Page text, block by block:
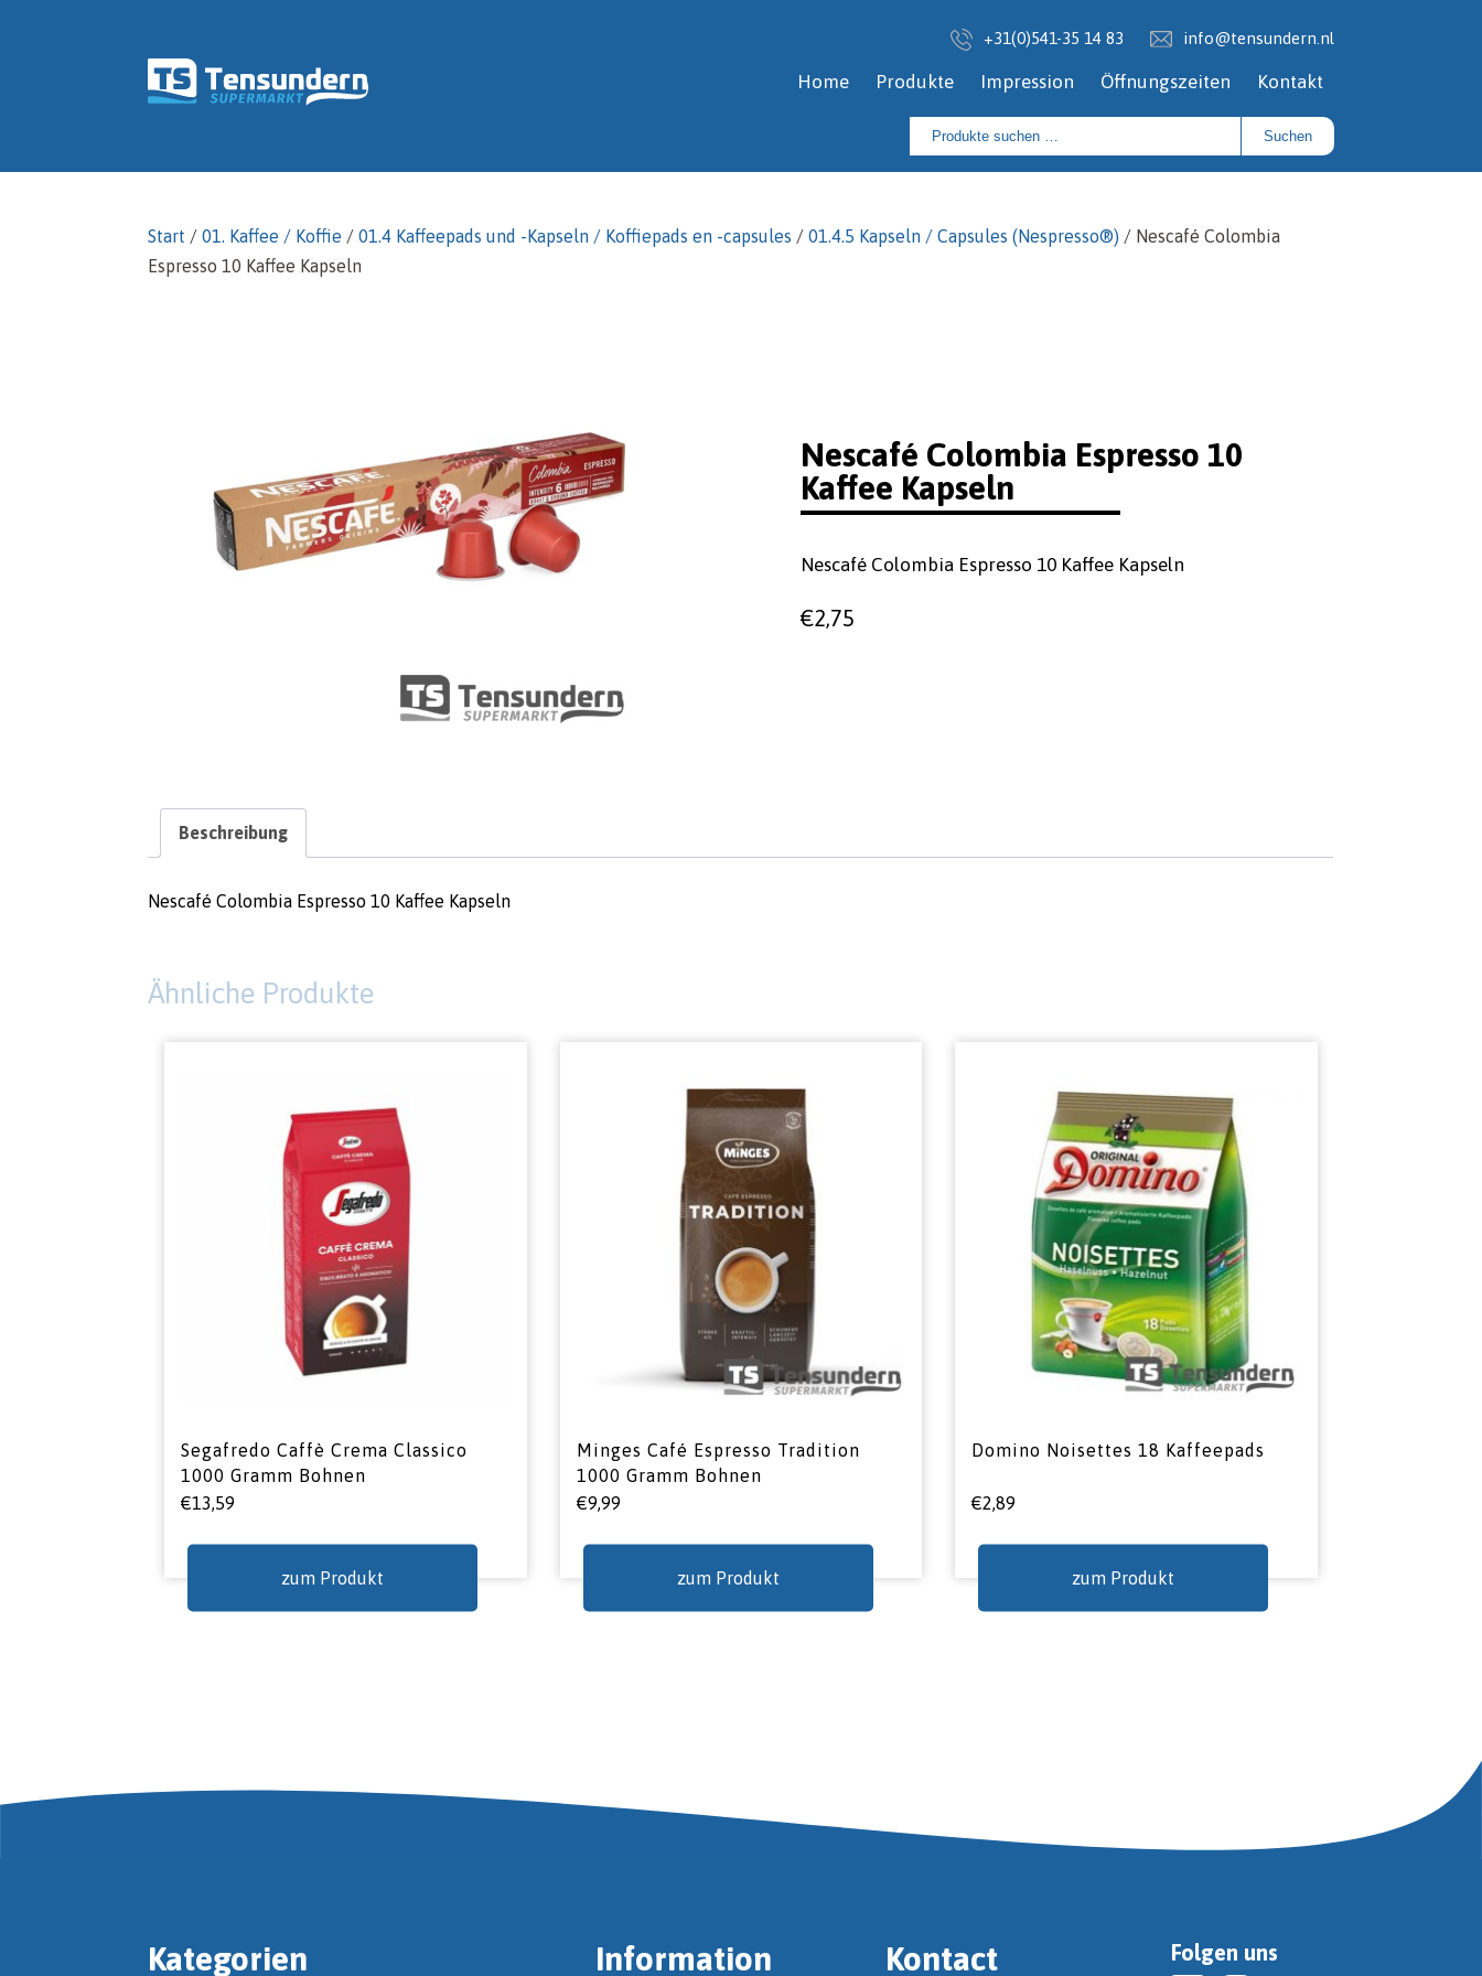
+31(0)541-35 14 83 info@tensundern.nl
Home Produkte Impression Öffnungszeiten Kontakt
Suchen
nach:
Suchen
Start /01. Kaffee / Koffie /01.4 Kaffeepads und -Kapseln / Koffiepads en -capsules /01.4.5 Kapseln / Capsules (Nespresso®) / Nescafé Colombia
Espresso 10 Kaffee Kapseln
Nescafé Colombia Espresso 10
Kaffee Kapseln
Nescafé Colombia Espresso 10 Kaffee Kapseln
€2,75
Beschreibung
Nescafé Colombia Espresso 10 Kaffee Kapseln
Ähnliche Produkte
Segafredo Caffè Crema Classico
1000 Gramm Bohnen
€13,59
zum Produkt
Minges Café Espresso Tradition
1000 Gramm Bohnen
€9,99
zum Produkt
Domino Noisettes 18 Kaffeepads
€2,89
zum Produkt
Kategorien Information Kontact Folgen uns